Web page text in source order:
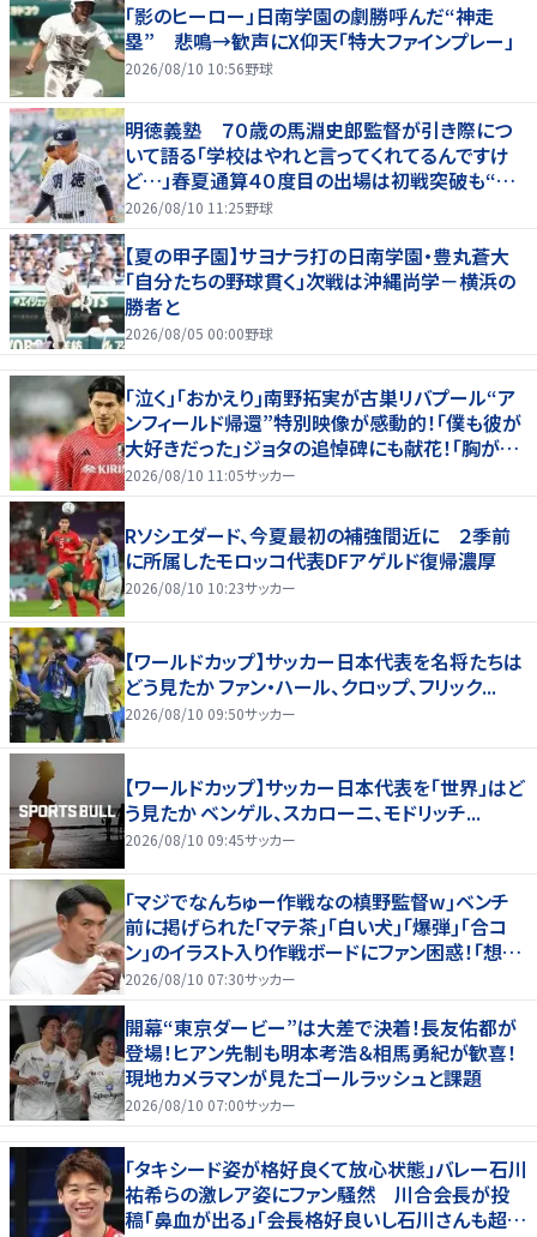
「影のヒーロー」日南学園の劇勝呼んだ“神走
塁” 悲鳴→歓声にX仰天「特大ファインプレー」
2026/08/10 10:56野球
明徳義塾 ７０歳の馬淵史郎監督が引き際につ
いて語る「学校はやれと言ってくれてるんですけ
ど…」春夏通算４０度目の出場は初戦突破も“馬
淵節”炸裂
2026/08/10 11:25野球
【夏の甲子園】サヨナラ打の日南学園・豊丸蒼大
「自分たちの野球貫く」次戦は沖縄尚学－横浜の
勝者と
2026/08/05 00:00野球
｢泣く｣｢おかえり｣南野拓実が古巣リバプール“ア
ンフィールド帰還”特別映像が感動的！｢僕も彼が
大好きだった｣ジョタの追悼碑にも献花！｢胸が熱
くなります…｣
2026/08/10 11:05サッカー
Rソシエダード、今夏最初の補強間近に ２季前
に所属したモロッコ代表DFアゲルド復帰濃厚
2026/08/10 10:23サッカー
【ワールドカップ】サッカー日本代表を名将たちは
どう見たか ファン・ハール、クロップ、フリック...
2026/08/10 09:50サッカー
【ワールドカップ】サッカー日本代表を「世界」はど
う見たか ベンゲル、スカローニ、モドリッチ...
2026/08/10 09:45サッカー
｢マジでなんちゅー作戦なの槙野監督w｣ベンチ
前に掲げられた｢マテ茶｣｢白い犬｣｢爆弾｣｢合コ
ン｣のイラスト入り作戦ボードにファン困惑！｢想像
よりデカくて吹いた｣
2026/08/10 07:30サッカー
開幕“東京ダービー”は大差で決着！長友佑都が
登場！ヒアン先制も明本考浩＆相馬勇紀が歓喜！
現地カメラマンが見たゴールラッシュと課題
2026/08/10 07:00サッカー
「タキシード姿が格好良くて放心状態」バレー石川
祐希らの激レア姿にファン騒然 川合会長が投
稿「鼻血が出る」「会長格好良いし石川さんも超格